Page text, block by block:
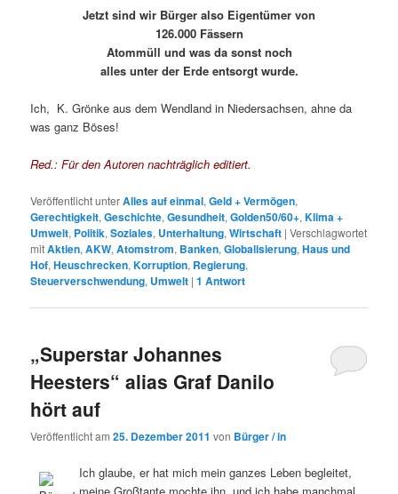
Jetzt sind wir Bürger also Eigentümer von
126.000 Fässern
Atommüll und was da sonst noch
alles unter der Erde entsorgt wurde.
Ich, K. Grönke aus dem Wendland in Niedersachsen, ahne da
was ganz Böses!
Red.: Für den Autoren nachträglich editiert.
Veröffentlicht unterAlles auf einmal,Geld + Vermögen,
Gerechtigkeit,Geschichte,Gesundheit,Golden50/60+,Klima +
Umwelt, Politik,Soziales, Unterhaltung,Wirtschaft |Verschlagwortet
mitAktien,AKW,Atomstrom, Banken,Globalisierung,Haus und
Hof,Heuschrecken,Korruption, Regierung,
Steuerverschwendung, Umwelt |1 Antwort
„Superstar Johannes
Heesters“ alias Graf Danilo
hört auf
Veröffentlicht am25. Dezember 2011 von Bürger / in
Ich glaube, er hat mich mein ganzes Leben begleitet,